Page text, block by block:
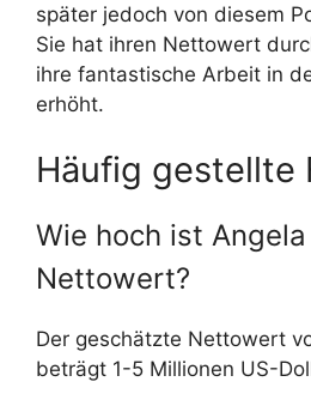
später jedoch von diesem
Sie hat ihren Nettowert
ihre fantastische Arbeit in
erhöht.
Häufig gestellte
Wie hoch ist
Nettowert?
Der geschätzte Nettowert
beträgt 1-5 Millionen US-